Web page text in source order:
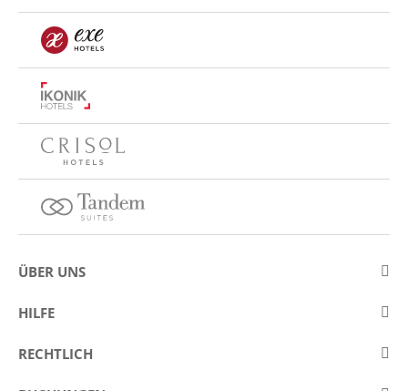
ÜBER UNS
Über Eurostars Hotel Company
Wettbewerbe
HILFE
Kontakt
RECHTLICH
Legaler Hinweis / Impressum